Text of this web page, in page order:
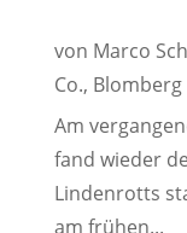
von Marco
Co., Blomberg
Am
fand wieder
Lindenrotts
am frühen...